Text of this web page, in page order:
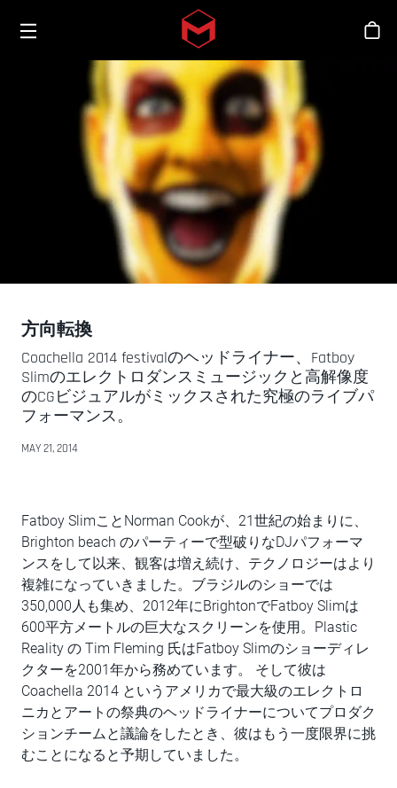
Skip to main content
Toggle menu
シ
方向転換
Coachella 2014 festivalのヘッドライナー、Fatboy
Slimのエレクトロダンスミュージックと高解像度
のCGビジュアルがミックスされた究極のライブパ
フォーマンス。
MAY 21, 2014
Fatboy SlimことNorman Cookが、21世紀の始まりに、
Brighton beach のパーティーで型破りなDJパフォーマ
ンスをして以来、観客は増え続け、テクノロジーはより
複雑になっていきました。ブラジルのショーでは
350,000人も集め、2012年にBrightonでFatboy Slimは
600平方メートルの巨大なスクリーンを使用。Plastic
Reality の Tim Fleming 氏はFatboy Slimのショーディレ
クターを2001年から務めています。 そして彼は
Coachella 2014 というアメリカで最大級のエレクトロ
ニカとアートの祭典のヘッドライナーについてプロダク
ションチームと議論をしたとき、彼はもう一度限界に挑
むことになると予期していました。